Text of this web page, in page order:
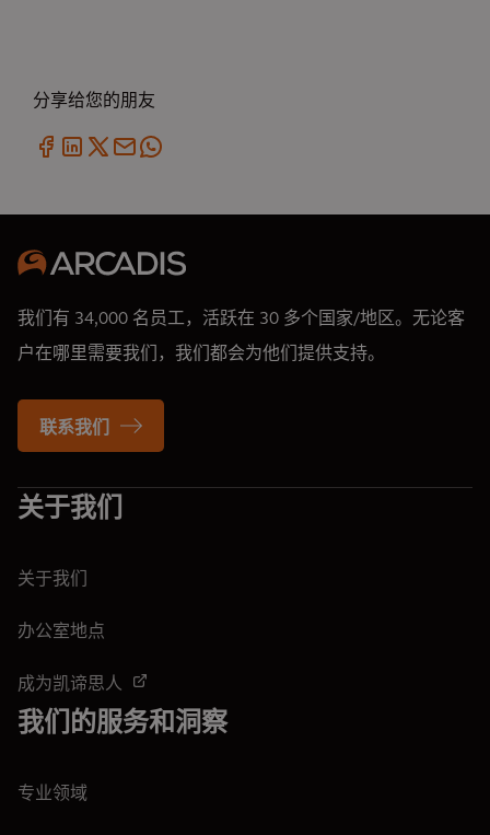
分享给您的朋友
我们有 34,000 名员工，活跃在 30 多个国家/地区。无论客
户在哪里需要我们，我们都会为他们提供支持。
联系我们
关于我们
关于我们
办公室地点
成为凯谛思人
我们的服务和洞察
专业领域